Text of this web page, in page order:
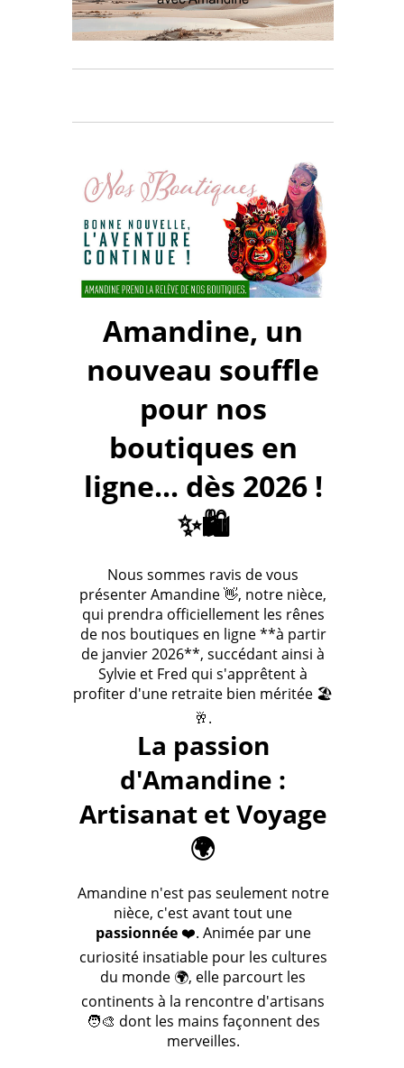
Amandine, un
nouveau souffle
pour nos
boutiques en
ligne... dès 2026 !
✨🛍️
Nous sommes ravis de vous
présenter Amandine 👋, notre nièce,
qui prendra officiellement les rênes
de nos boutiques en ligne **à partir
de janvier 2026**, succédant ainsi à
Sylvie et Fred qui s'apprêtent à
profiter d'une retraite bien méritée 🏖️
🥂.
La passion
d'Amandine :
Artisanat et Voyage
🌍
Amandine n'est pas seulement notre
nièce, c'est avant tout une
passionnée❤️. Animée par une
curiosité insatiable pour les cultures
du monde 🌍, elle parcourt les
continents à la rencontre d'artisans
🧑‍🎨 dont les mains façonnent des
merveilles.